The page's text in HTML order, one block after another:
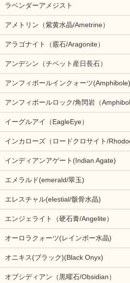
ラベンダーアメジスト
アメトリン（紫黄水晶/Ametrine）
アラゴナイト（霰石/Aragonite）
アンデシン（チベット産日長石）
アンフィボールインクォーツ(Amphibole)
アンフィボールロック/角閃岩（
イーグルアイ（EagleEye）
インカローズ（ロードクロサイト/
インディアンアゲート(Indian Agate)
エメラルド(emerald/翠玉)
エレスチャル(elestial/骸骨水晶)
エンジェライト（硬石膏/Angelite）
オーロラクォーツ(レインボー水晶)
オニキス(ブラック)(Black Onyx)
オブシディアン（黒曜石/Obsidian）